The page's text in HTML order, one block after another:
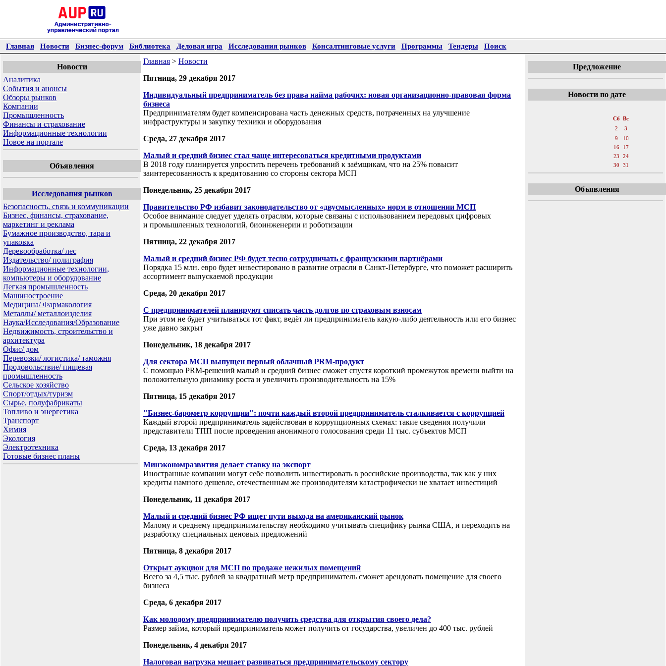
Главная Новости Бизнес-форум Библиотека Деловая игра Исследования рынков Консалтинговые услуги Программы Тендеры Поиск
Новости
Аналитика
События и анонсы
Обзоры рынков
Компании
Промышленность
Финансы и страхование
Информационные технологии
Новое на портале
Объявления
Исследования рынков
Безопасность, связь и коммуникации
Бизнес, финансы, страхование,
маркетинг и реклама
Бумажное производство, тара и
упаковка
Деревообработка/ лес
Издательство/ полиграфия
Информационные технологии,
компьютеры и оборудование
Легкая промышленность
Машиностроение
Медицина/ Фармакология
Металлы/ металлоизделия
Наука/Исследования/Образование
Недвижимость, строительство и
архитектура
Офис/ дом
Перевозки/ логистика/ таможня
Продовольствие/ пищевая
промышленность
Сельское хозяйство
Спорт/отдых/туризм
Сырье, полуфабрикаты
Топливо и энергетика
Транспорт
Химия
Экология
Электротехника
Готовые бизнес планы
Главная > Новости
Пятница, 29 декабря 2017
Индивидуальный предприниматель без права найма рабочих: новая организационно-правовая форма
бизнеса
Предпринимателям будет компенсирована часть денежных средств, потраченных на улучшение
инфраструктуры и закупку техники и оборудования
Среда, 27 декабря 2017
Малый и средний бизнес стал чаще интересоваться кредитными продуктами
В 2018 году планируется упростить перечень требований к заёмщикам, что на 25% повысит
заинтересованность к кредитованию со стороны сектора МСП
Понедельник, 25 декабря 2017
Правительство РФ избавит законодательство от «двусмысленных» норм в отношении МСП
Особое внимание следует уделять отраслям, которые связаны с использованием передовых цифровых
и промышленных технологий, биоинженерии и роботизации
Пятница, 22 декабря 2017
Малый и средний бизнес РФ будет тесно сотрудничать с французскими партнёрами
Порядка 15 млн. евро будет инвестировано в развитие отрасли в Санкт-Петербурге, что поможет расширить
ассортимент выпускаемой продукции
Среда, 20 декабря 2017
С предпринимателей планируют списать часть долгов по страховым взносам
При этом не будет учитываться тот факт, ведёт ли предприниматель какую-либо деятельность или его бизнес
уже давно закрыт
Понедельник, 18 декабря 2017
Для сектора МСП выпущен первый облачный PRM-продукт
С помощью PRM-решений малый и средний бизнес сможет спустя короткий промежуток времени выйти на
положительную динамику роста и увеличить производительность на 15%
Пятница, 15 декабря 2017
"Бизнес-барометр коррупции": почти каждый второй предприниматель сталкивается с коррупцией
Каждый второй предприниматель задействован в коррупционных схемах: такие сведения получили
представители ТПП после проведения анонимного голосования среди 11 тыс. субъектов МСП
Среда, 13 декабря 2017
Минэкономразвития делает ставку на экспорт
Иностранные компании могут себе позволить инвестировать в российские производства, так как у них
кредиты намного дешевле, отечественным же производителям катастрофически не хватает инвестиций
Понедельник, 11 декабря 2017
Малый и средний бизнес РФ ищет пути выхода на американский рынок
Малому и среднему предпринимательству необходимо учитывать специфику рынка США, и переходить на
разработку специальных ценовых предложений
Пятница, 8 декабря 2017
Открыт аукцион для МСП по продаже нежилых помещений
Всего за 4,5 тыс. рублей за квадратный метр предприниматель сможет арендовать помещение для своего
бизнеса
Среда, 6 декабря 2017
Как молодому предпринимателю получить средства для открытия своего дела?
Размер займа, который предприниматель может получить от государства, увеличен до 400 тыс. рублей
Понедельник, 4 декабря 2017
Налоговая нагрузка мешает развиваться предпринимательскому сектору
Предложение
Новости по дате
Сб Вс
2
3
9
10
16
17
23
24
30 31
Объявления